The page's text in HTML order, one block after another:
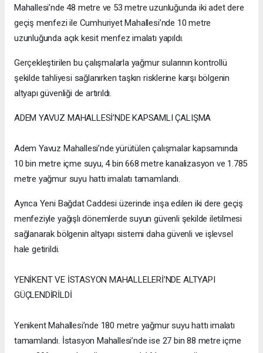
Mahallesi’nde 48 metre ve 53 metre uzunluğunda iki adet dere
geçiş menfezi ile Cumhuriyet Mahallesi’nde 10 metre
uzunluğunda açık kesit menfez imalatı yapıldı.
Gerçekleştirilen bu çalışmalarla yağmur sularının kontrollü
şekilde tahliyesi sağlanırken taşkın risklerine karşı bölgenin
altyapı güvenliği de artırıldı.
ADEM YAVUZ MAHALLESİ’NDE KAPSAMLI ÇALIŞMA
Adem Yavuz Mahallesi’nde yürütülen çalışmalar kapsamında
10 bin metre içme suyu, 4 bin 668 metre kanalizasyon ve 1.785
metre yağmur suyu hattı imalatı tamamlandı.
Ayrıca Yeni Bağdat Caddesi üzerinde inşa edilen iki dere geçiş
menfeziyle yağışlı dönemlerde suyun güvenli şekilde iletilmesi
sağlanarak bölgenin altyapı sistemi daha güvenli ve işlevsel
hale getirildi.
YENİKENT VE İSTASYON MAHALLELERİ’NDE ALTYAPI
GÜÇLENDİRİLDİ
Yenikent Mahallesi’nde 180 metre yağmur suyu hattı imalatı
tamamlandı. İstasyon Mahallesi’nde ise 27 bin 88 metre içme